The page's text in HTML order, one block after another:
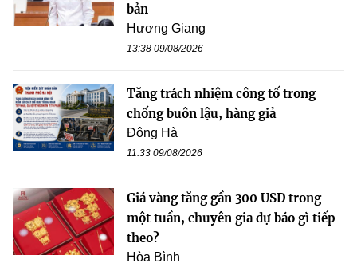
bản
Hương Giang
13:38 09/08/2026
Tăng trách nhiệm công tố trong
chống buôn lậu, hàng giả
Đông Hà
11:33 09/08/2026
Giá vàng tăng gần 300 USD trong
một tuần, chuyên gia dự báo gì tiếp
theo?
Hòa Bình